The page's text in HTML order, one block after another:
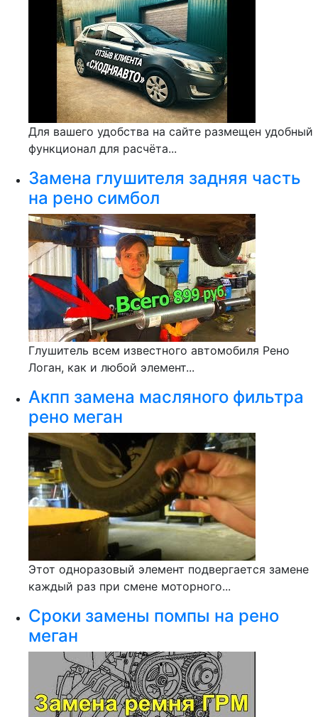
Для вашего удобства на сайте размещен удобный
функционал для расчёта...
Замена глушителя задняя часть
на рено симбол
Глушитель всем известного автомобиля Рено
Логан, как и любой элемент...
Акпп замена масляного фильтра
рено меган
Этот одноразовый элемент подвергается замене
каждый раз при смене моторного...
Сроки замены помпы на рено
меган